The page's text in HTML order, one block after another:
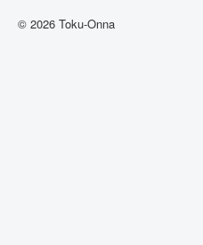
© 2026 Toku-Onna